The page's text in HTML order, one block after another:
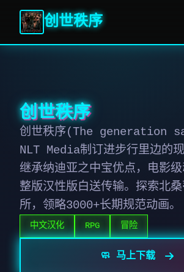
创世秩序
创世秩序
创世秩序(The generation
NLT Media制订进步行里边的现
继承纳迪亚之中宝优点，电影
整版汉性版白送传输。探索北
所，领略3000+长期规范动画。
中文汉化 RPG 冒险
🧼 马上下载